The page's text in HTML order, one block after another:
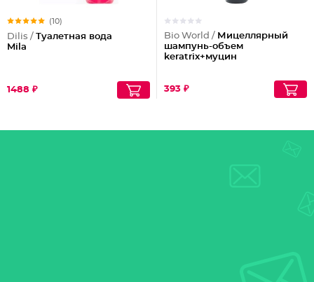
(10)
Dilis / Туалетная вода
Mila
1488 ₽
Bio World / Мицеллярный
шампунь-объем
keratrix+муцин
393 ₽